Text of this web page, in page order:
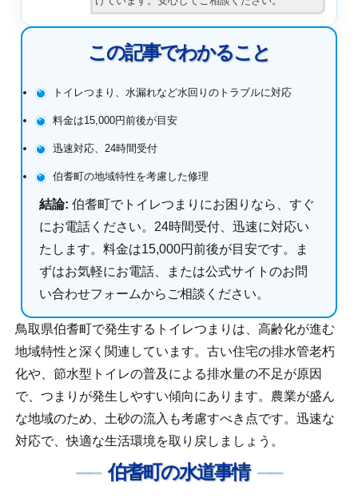
この記事でわかること
トイレつまり、水漏れなど水回りのトラブルに対応
料金は15,000円前後が目安
迅速対応、24時間受付
伯耆町の地域特性を考慮した修理
結論: 伯耆町でトイレつまりにお困りなら、すぐ
にお電話ください。24時間受付、迅速に対応い
たします。料金は15,000円前後が目安です。ま
ずはお気軽にお電話、または公式サイトのお問
い合わせフォームからご相談ください。
鳥取県伯耆町で発生するトイレつまりは、高齢化が進む
地域特性と深く関連しています。古い住宅の排水管老朽
化や、節水型トイレの普及による排水量の不足が原因
で、つまりが発生しやすい傾向にあります。農業が盛ん
な地域のため、土砂の流入も考慮すべき点です。迅速な
対応で、快適な生活環境を取り戻しましょう。
伯耆町の水道事情